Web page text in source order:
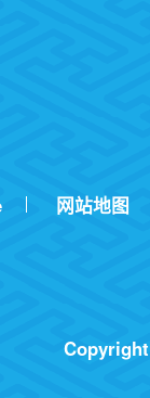
网站地图